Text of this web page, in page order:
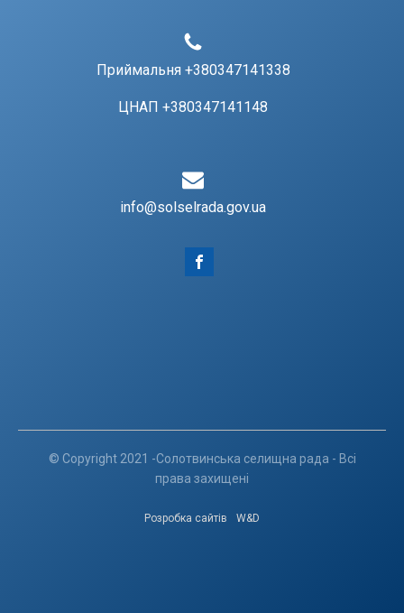
Приймальня +380347141338
ЦНАП +380347141148
info@solselrada.gov.ua
© Copyright 2021 -Солотвинська селищна рада - Всі
права захищені
Розробка сайтів W&D